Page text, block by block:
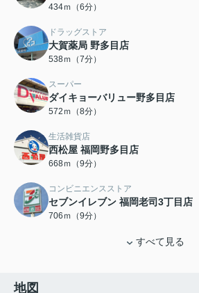
434ｍ（6分）
ドラッグストア
大賀薬局 野多目店
538ｍ（7分）
スーパー
ダイキョーバリュー野多目店
572ｍ（8分）
生活雑貨店
西松屋 福岡野多目店
668ｍ（9分）
コンビニエンスストア
セブンイレブン 福岡老司3丁目店
706ｍ（9分）
すべて見る
地図